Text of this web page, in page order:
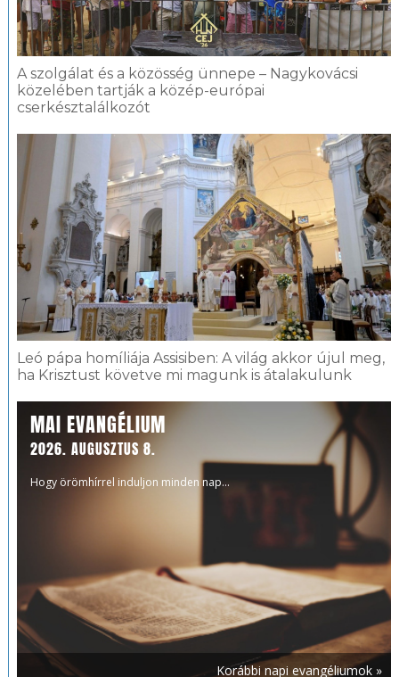
A szolgálat és a közösség ünnepe – Nagykovácsi
közelében tartják a közép-európai
cserkésztalálkozót
Leó pápa homíliája Assisiben: A világ akkor újul meg,
ha Krisztust követve mi magunk is átalakulunk
MAI EVANGÉLIUM
2026. AUGUSZTUS 8.
Hogy örömhírrel induljon minden nap...
Korábbi napi evangéliumok »